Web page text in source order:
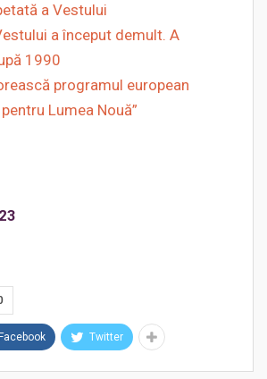
a Vestului
a început demult. A
1990
programul european
Lumea Nouă”
Facebook Twitter